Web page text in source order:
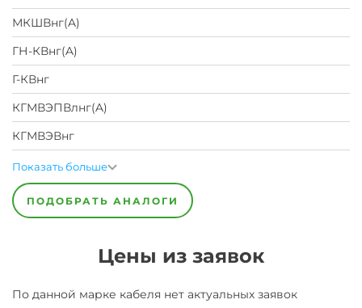
МКШВнг(A)
ГН-КВнг(A)
Г-КВнг
КГМВЭПВлнг(A)
КГМВЭВнг
Показать больше
ПОДОБРАТЬ АНАЛОГИ
Цены из заявок
По данной марке кабеля нет актуальных заявок